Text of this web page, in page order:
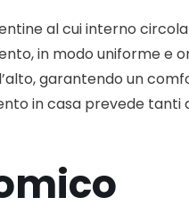
al cui interno
in modo uniforme e
garantendo un
in casa prevede